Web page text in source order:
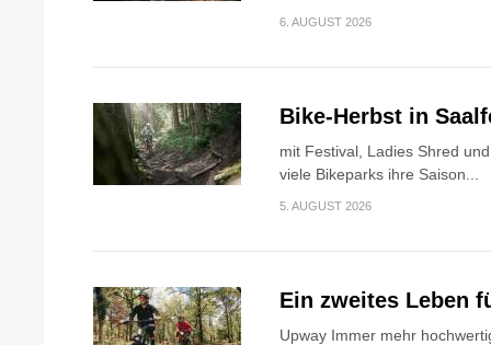
6. AUGUST 2026
Bike-Herbst in
mit Festival, Ladies Shred
viele Bikeparks ihre Saison...
5. AUGUST 2026
Ein zweites Leben
Upway Immer mehr